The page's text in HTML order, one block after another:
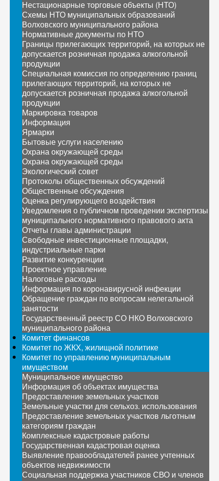
Нестационарные торговые объекты (НТО)
Схемы НТО муниципальных образований
Волховского муниципального района
Нормативные документы по НТО
Границы прилегающих территорий, на которых не
допускается розничная продажа алкогольной
продукции
Специальная комиссия по определению границ
прилегающих территорий, на которых не
допускается розничная продажа алкогольной
продукции
Маркировка товаров
Информация
Ярмарки
Бытовые услуги населению
Охрана окружающей среды
Охрана окружающей среды
Экологический совет
Протоколы общественных обсуждений
Общественные обсуждения
Оценка регулирующего воздействия
Уведомления о публичном проведении экспертизы
муниципального нормативного правового акта
Отчеты главы администрации
Свободные инвестиционные площадки,
индустриальные парки
Развитие конкуренции
Проектное управление
Налоговые расходы
Информация по коронавирусной инфекции
Обращение граждан по вопросам нелегальной
занятости
Государственный реестр СО НКО Волховского
муниципального района
Комитет финансов
Комитет по ЖКХ, жилищной политике
Комитет по управлению муниципальным
имуществом
Муниципальное имущество
Информация об объектах имущества
Предоставление земельных участков
Земельные участки для сельхоз. использования
Предоставление земельных участков льготным
категориям граждан
Комплексные кадастровые работы
Государственная кадастровая оценка
Выявление правообладателей ранее учтенных
объектов недвижимости
Социальная поддержка участников СВО и членов